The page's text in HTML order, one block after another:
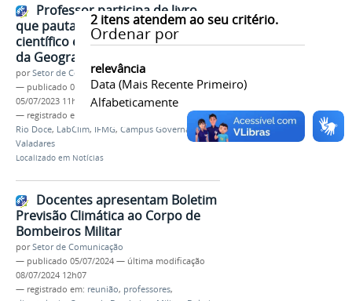
2itens atendem ao seu critério.
Ordenar por
relevância
Data (mais Recente Primeiro)
Alfabeticamente
Professor participa de livro
que pauta o desenvolvimento
científico e tecnológico no campo
da Geografia
porSetor de Comunicação
— publicado 05/07/2023 —última modificação
05/07/2023 11h18
— registrado em:
Bacia do
Rio Doce, LabClim, IFMG, Campus Governador
Valadares
Localizado em Notícias
Docentes apresentam Boletim
Previsão Climática ao Corpo de
Bombeiros Militar
porSetor de Comunicação
— publicado 05/07/2024 — última modificação
08/07/2024 12h07
— registrado em: reunião, professores,